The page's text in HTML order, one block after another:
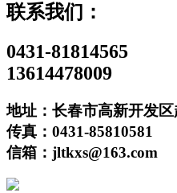
联系我们：
0431-81814565
13614478009
地址：长春市高新开发
传真：0431-85810581
信箱：jltkxs@163.com